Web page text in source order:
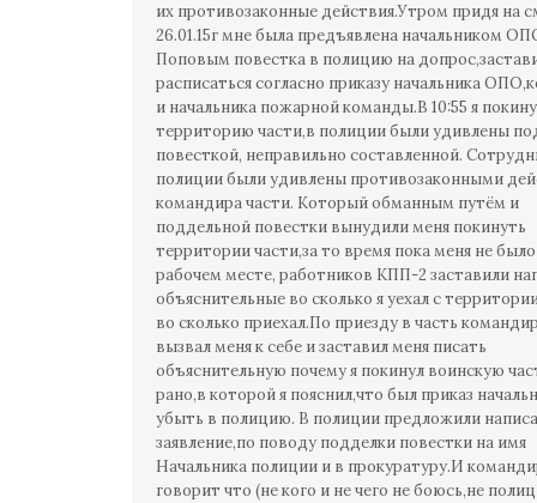
их противозаконные действия.Утром придя на
26.01.15г мне была предъявлена начальником
Поповым повестка в полицию на
расписаться согласно приказу начальника
и начальника пожарной команды.В 10:55 я
территорию части,в полиции были удивлены
повесткой, неправильно составленной.
полиции были удивлены противозаконными
командира части. Который обманным путём и
поддельной повестки вынудили меня покинуть
территории части,за то время пока меня не
рабочем месте, работников КПП-2 заставили
объяснительные во сколько я уехал с
во сколько приехал.По приезду в часть
вызвал меня к себе и заставил меня писать
объяснительную почему я покинул воинскую
рано,в которой я пояснил,что был приказ
убыть в полицию. В полиции предложили
заявление,по поводу подделки повестки на имя
Начальника полиции и в прокуратуру.И
говорит что (не кого и не чего не боюсь,не